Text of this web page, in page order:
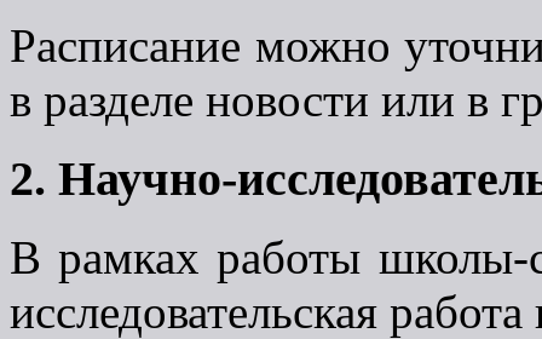
Расписание можно
в разделе новости или в
2. Научно-
В рамках работы школы-
исследовательская